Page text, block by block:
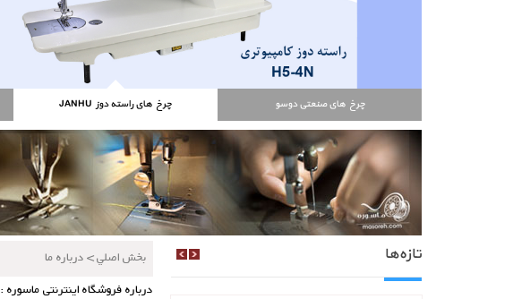
چرخ های راسته دوز JANHU چرخ های صنعتی دوسو
تازه‌ها بخش اصلي> درباره ما
درباره فروشگاه اینترنتی ماسوره :